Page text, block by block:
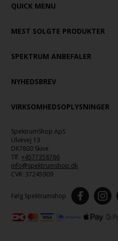
QUICK MENU
MEST SOLGTE PRODUKTER
SPEKTRUM ANBEFALER
NYHEDSBREV
VIRKSOMHEDSOPLYSNINGER
SpektrumShop ApS
Ulvevej 13
DK7800 Skive
Tlf. +4577358786
info@spektrumshop.dk
CVR: 37245909
Følg Spektrumshop